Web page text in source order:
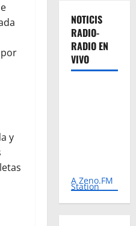
y
NOTICIS
RADIO-
RADIO EN
VIVO
A Zeno.FM
Station